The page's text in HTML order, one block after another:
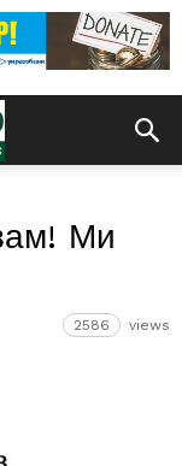
Ми
2586 views